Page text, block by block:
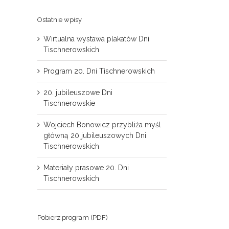
Ostatnie wpisy
Wirtualna wystawa plakatów Dni
Tischnerowskich
Program 20. Dni Tischnerowskich
20. jubileuszowe Dni
Tischnerowskie
Wojciech Bonowicz przybliża myśl
główną 20 jubileuszowych Dni
Tischnerowskich
Materiały prasowe 20. Dni
Tischnerowskich
Pobierz program (PDF)